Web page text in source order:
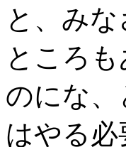
と、み
ところ
のにな
はやる